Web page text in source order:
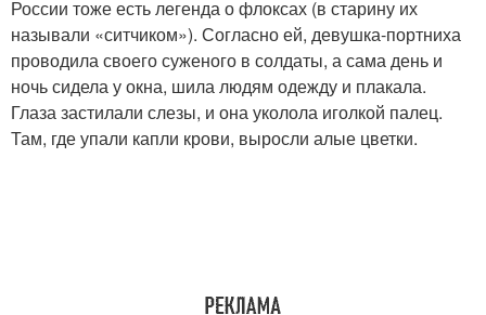
России тоже есть легенда о флоксах (в старину их
называли «ситчиком»). Согласно ей, девушка-портниха
проводила своего суженого в солдаты, а сама день и
ночь сидела у окна, шила людям одежду и плакала.
Глаза застилали слезы, и она уколола иголкой палец.
Там, где упали капли крови, выросли алые цветки.